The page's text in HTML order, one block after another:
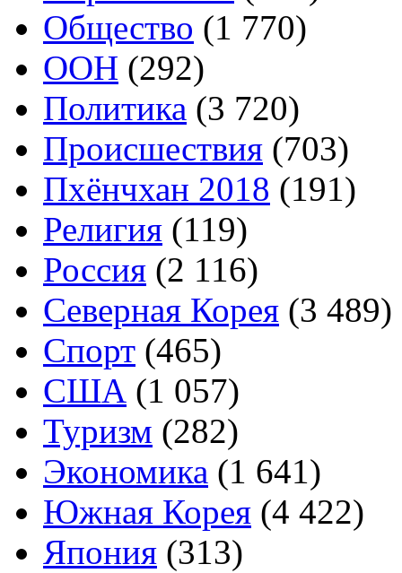
Общество (1 770)
ООН (292)
Политика (3 720)
Происшествия (703)
Пхёнчхан 2018 (191)
Религия (119)
Россия (2 116)
Северная Корея (3 489)
Спорт (465)
США (1 057)
Туризм (282)
Экономика (1 641)
Южная Корея (4 422)
Япония (313)